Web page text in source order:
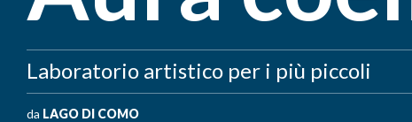
Laboratorio artistico per i più piccoli
da LAGO DI COMO